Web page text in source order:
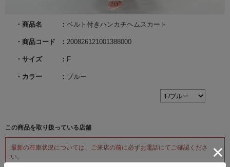
商品名 ベルト付きハンカチヘムスカート
商品コード 200826121001388000
サイズ F
カラー ブルー
この商品を取り扱っている店舗
最新の在庫状況については、ご来店の前に必ずお電話にてご確認くださ
い。